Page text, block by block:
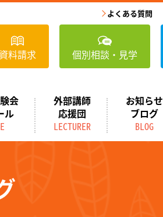
よくある質問
資料請求 個別相談・見学
会
ル
外部講師
応援団
LECTURER
お知らせ
ブログ
BLOG